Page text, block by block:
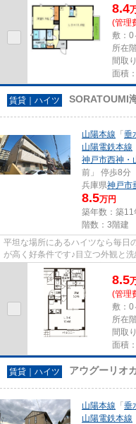
8.4
(管理
敷：0
所在
間取
面積
賃貸｜ハイツ SORATOUMI
山陽本線 「 垂
山陽電鉄本線
神戸市西神・
前」 停歩8分
兵庫県神戸市
8.5万円
築年数：築11
階数：3階建
平坦な場所にあるハイツなら毎日
が高く好条件です♪目立つ外観と
利用可能な物件なので、交通...
8.5
(管理
敷：0
所在
間取
面積
賃貸｜ハイツ アウグーリオ
山陽本線 「 垂
山陽電鉄本線